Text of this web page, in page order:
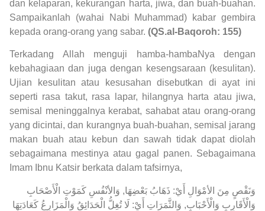
dan kelaparan, kekurangan harta, jiwa, dan buah-buahan.
Sampaikanlah (wahai Nabi Muhammad) kabar gembira
kepada orang-orang yang sabar. (QS.al-Baqoroh: 155)
Terkadang Allah menguji hamba-hambaNya dengan
kebahagiaan dan juga dengan kesengsaraan (kesulitan).
Ujian kesulitan atau kesusahan disebutkan di ayat ini
seperti rasa takut, rasa lapar, hilangnya harta atau jiwa,
semisal meninggalnya kerabat, sahabat atau orang-orang
yang dicintai, dan kurangnya buah-buahan, semisal jarang
makan buah atau kebun dan sawah tidak dapat diolah
sebagaimana mestinya atau gagal panen. Sebagaimana
Imam Ibnu Katsir berkata dalam tafsirnya,
‌وَنَقْصٍ ‌مِنَ ‌الأمْوَالِ أَيْ: ذَهَابُ بَعْضِهَا, وَالأنْفُسِ كَمَوْتِ الْأَصْحَابِ
وَالْأَقَارِبِ وَالْأَحْبَابِ, وَالثَّمَرَاتِ أَيْ: لَا تُغِلُّ الْحَدَائِقُ وَالْمَزَارِعُ كَعَادَتِهَا